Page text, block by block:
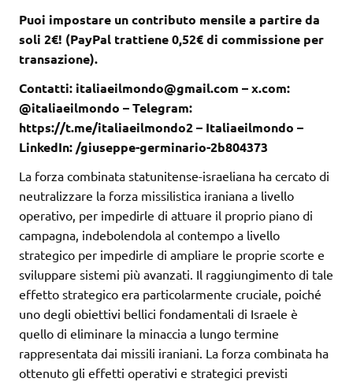
Puoi impostare un contributo mensile a partire da
soli 2€! (PayPal trattiene 0,52€ di commissione per
transazione).
Contatti: italiaeilmondo@gmail.com – x.com:
@italiaeilmondo – Telegram:
https://t.me/italiaeilmondo2 – Italiaeilmondo –
LinkedIn: /giuseppe-germinario-2b804373
La forza combinata statunitense-israeliana ha cercato di
neutralizzare la forza missilistica iraniana a livello
operativo, per impedirle di attuare il proprio piano di
campagna, indebolendola al contempo a livello
strategico per impedirle di ampliare le proprie scorte e
sviluppare sistemi più avanzati. Il raggiungimento di tale
effetto strategico era particolarmente cruciale, poiché
uno degli obiettivi bellici fondamentali di Israele è
quello di eliminare la minaccia a lungo termine
rappresentata dai missili iraniani. La forza combinata ha
ottenuto gli effetti operativi e strategici previsti